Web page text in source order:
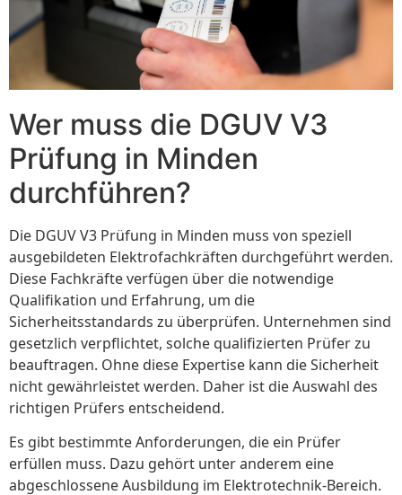
Wer muss die DGUV V3
Prüfung in Minden
durchführen?
Die DGUV V3 Prüfung in Minden muss von speziell
ausgebildeten Elektrofachkräften durchgeführt werden.
Diese Fachkräfte verfügen über die notwendige
Qualifikation und Erfahrung, um die
Sicherheitsstandards zu überprüfen. Unternehmen sind
gesetzlich verpflichtet, solche qualifizierten Prüfer zu
beauftragen. Ohne diese Expertise kann die Sicherheit
nicht gewährleistet werden. Daher ist die Auswahl des
richtigen Prüfers entscheidend.
Es gibt bestimmte Anforderungen, die ein Prüfer
erfüllen muss. Dazu gehört unter anderem eine
abgeschlossene Ausbildung im Elektrotechnik-Bereich.